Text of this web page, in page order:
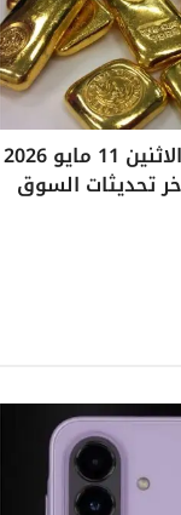
سعر الذهب اليوم الاثنين 11 مايو 2026